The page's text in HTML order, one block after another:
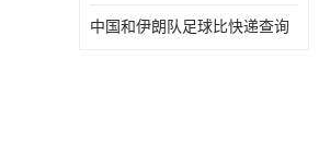
中国和伊朗队足球比快递查询